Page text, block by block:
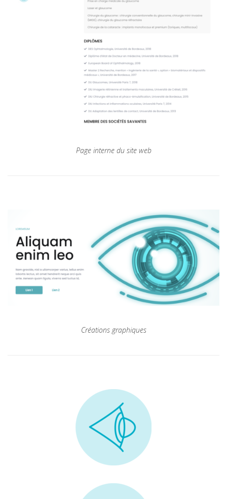
Page interne du site web
Créations graphiques